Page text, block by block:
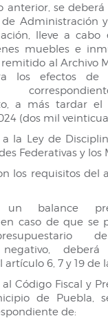
anterior, se
Administración
lleve a cabo
muebles e
al Archivo
los efectos de
a más tardar el
(dos mil
a la Ley de
Federativas y los
los requisitos del
balance
caso de que se
negativo,
6, 7 y 19 de
Código Fiscal y
de Puebla,
de: